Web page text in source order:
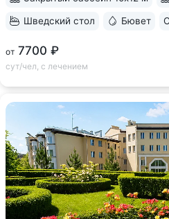
от 7700 ₽
сут/чел, с лечением
Шведский стол Бювет